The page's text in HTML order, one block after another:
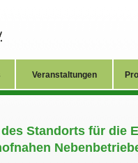
Veranstaltungen
Standorts für die